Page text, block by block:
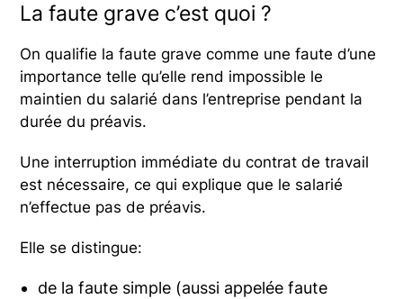
La faute grave c’est quoi ?
On qualifie la faute grave comme une faute d’une
importance telle qu’elle rend impossible le
maintien du salarié dans l’entreprise pendant la
durée du préavis.
Une interruption immédiate du contrat de travail
est nécessaire, ce qui explique que le salarié
n’effectue pas de préavis.
Elle se distingue:
de la faute simple (aussi appelée faute